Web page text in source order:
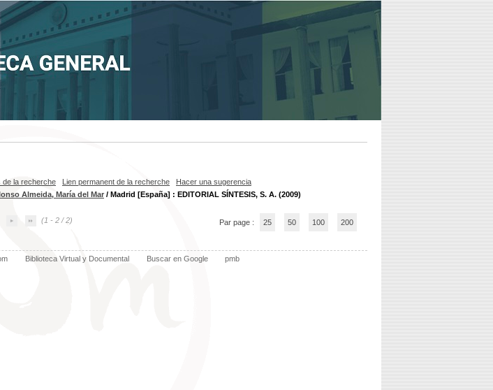
de la recherche Lien permanent de la recherche
Hacer una sugerencia
Almeida, María del Mar / Madrid [España] : EDITORIAL SÍNTESIS, S. A. (2009)
(1 - 2 / 2) Par page : 25 50 100 200
Biblioteca Virtual y Documental Buscar en Google pmb